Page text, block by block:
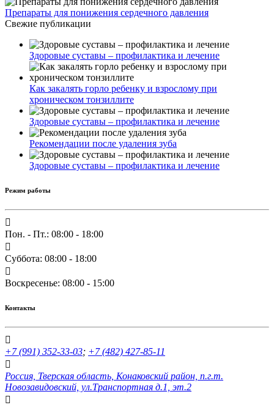
Препараты для понижения сердечного давления
Свежие публикации
Здоровые суставы – профилактика и лечение
Как закалять горло ребенку и взрослому при
хроническом тонзиллите
Здоровые суставы – профилактика и лечение
Рекомендации после удаления зуба
Здоровые суставы – профилактика и лечение
Режим работы
Пон. - Пт.: 08:00 - 18:00
Суббота: 08:00 - 18:00
Воскресенье: 08:00 - 15:00
Контакты
+7 (991) 352-33-03; +7 (482) 427-85-11
Россия, Тверская область, Конаковский район, п.г.т.
Новозавидовский, ул.Транспортная д.1, эт.2